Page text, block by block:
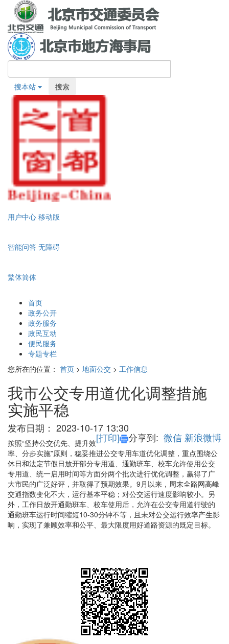
搜本站 搜索
用户中心 移动版
智能问答 无障碍
繁体简体
首页
政务公开
政务服务
政民互动
便民服务
专题专栏
您所在的位置： 首页 > 地面公交 > 工作信息
我市公交专用道优化调整措施
实施平稳
发布日期： 2023-10-17 13:30
[打印] 分享到: 微信 新浪微博
按照“坚持公交优先、提升效
率、分步实施”原则，稳妥推进公交专用车道优化调整，重点围绕公
休日和法定节假日放开部分专用道、通勤班车、校车允许使用公交
专用道、统一启用时间等方面分两个批次进行优化调整，赢得了广
大市民的广泛好评，并取得了预期效果。9月以来，周末全路网高峰
交通指数变化不大，运行基本平稳；对公交运行速度影响较小。另
外，工作日放开通勤班车、校车使用后，允许在公交专用道行驶的
通勤班车运行时间缩短10-30分钟不等，且未对公交运行效率产生影
响，实现了兼顾效率和公平、最大限度用好道路资源的既定目标。